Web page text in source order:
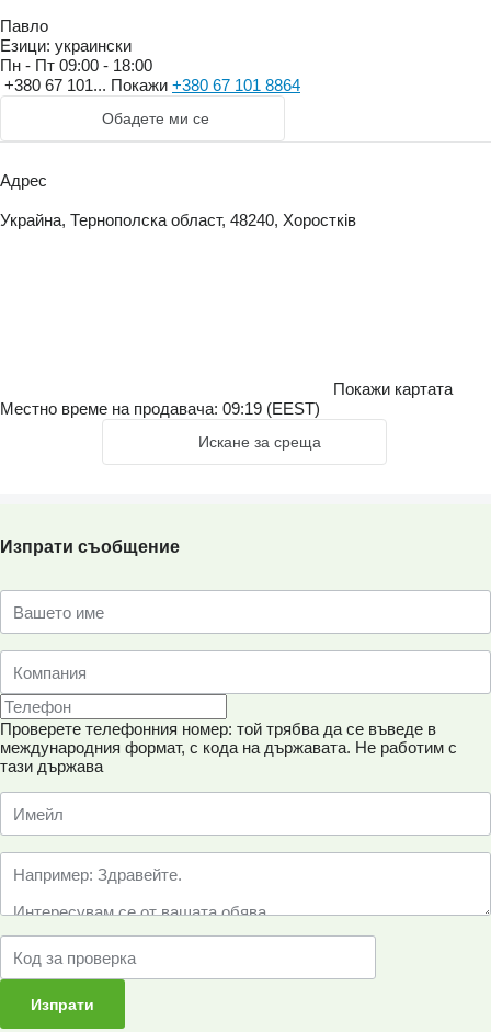
Павло
Езици: украински
Пн - Пт 09:00 - 18:00
+380 67 101... Покажи +380 67 101 8864
Обадете ми се
Адрес
Украйна, Тернополска област, 48240, Хоростків
Покажи картата
Местно време на продавача: 09:19 (EEST)
Искане за среща
Изпрати съобщение
Проверете телефонния номер: той трябва да се въведе в
международния формат, с кода на държавата. Не работим с
тази държава